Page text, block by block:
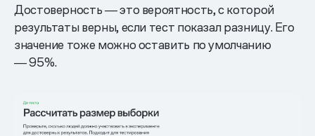
Достоверность ― это вероятность, с которой
результаты верны, если тест показал разницу. Его
значение тоже можно оставить по умолчанию
― 95%.